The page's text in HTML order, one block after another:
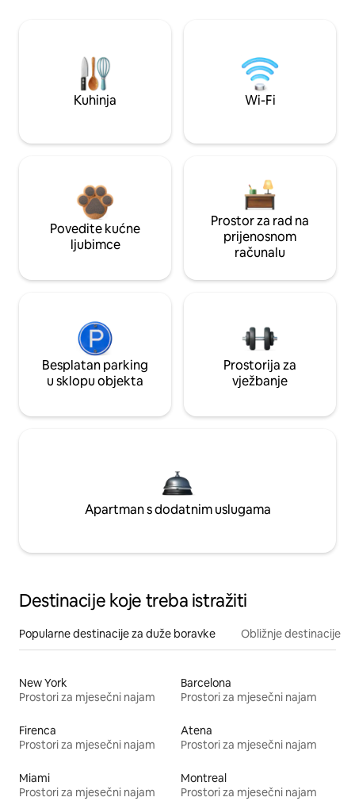
Kuhinja Wi-Fi
Povedite kućne
ljubimce
Prostor za rad na
prijenosnom
računalu
Besplatan parking
u sklopu objekta
Prostorija za
vježbanje
Apartman s dodatnim uslugama
Destinacije koje treba istražiti
Popularne destinacije za duže boravke Obližnje destinacije
New York
Prostori za mjesečni najam
Barcelona
Prostori za mjesečni najam
Firenca
Prostori za mjesečni najam
Atena
Prostori za mjesečni najam
Miami
Prostori za mjesečni najam
Montreal
Prostori za mjesečni najam